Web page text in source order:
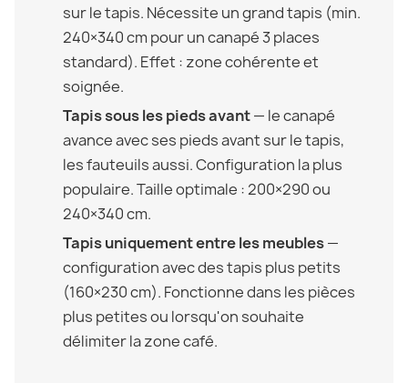
sur le tapis. Nécessite un grand tapis (min.
240×340 cm pour un canapé 3 places
standard). Effet : zone cohérente et
soignée.
Tapis sous les pieds avant— le canapé
avance avec ses pieds avant sur le tapis,
les fauteuils aussi. Configuration la plus
populaire. Taille optimale : 200×290 ou
240×340 cm.
Tapis uniquement entre les meubles—
configuration avec des tapis plus petits
(160×230 cm). Fonctionne dans les pièces
plus petites ou lorsqu'on souhaite
délimiter la zone café.